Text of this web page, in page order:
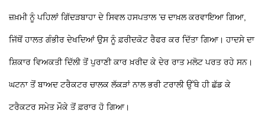
ਜ਼ਖ਼ਮੀ ਨੂੰ ਪਹਿਲਾਂ ਗਿੱਦੜਬਾਹਾ ਦੇ ਸਿਵਲ ਹਸਪਤਾਲ ’ਚ ਦਾਖ਼ਲ ਕਰਵਾਇਆ ਗਿਆ,
ਜਿੱਥੋਂ ਹਾਲਤ ਗੰਭੀਰ ਦੇਖਦਿਆਂ ਉਸ ਨੂੰ ਫ਼ਰੀਦਕੋਟ ਰੈਫਰ ਕਰ ਦਿੱਤਾ ਗਿਆ। ਹਾਦਸੇ ਦਾ
ਸ਼ਿਕਾਰ ਵਿਅਕਤੀ ਦਿੱਲੀ ਤੋਂ ਪੁਰਾਣੀ ਕਾਰ ਖ਼ਰੀਦ ਕੇ ਦੇਰ ਰਾਤ ਮਲੋਟ ਪਰਤ ਰਹੇ ਸਨ।
ਘਟਨਾ ਤੋਂ ਬਾਅਦ ਟਰੈਕਟਰ ਚਾਲਕ ਲੱਕੜਾਂ ਨਾਲ ਭਰੀ ਟਰਾਲੀ ਉੱਥੇ ਹੀ ਛੱਡ ਕੇ
ਟਰੈਕਟਰ ਸਮੇਤ ਮੌਕੇ ਤੋਂ ਫ਼ਰਾਰ ਹੋ ਗਿਆ।